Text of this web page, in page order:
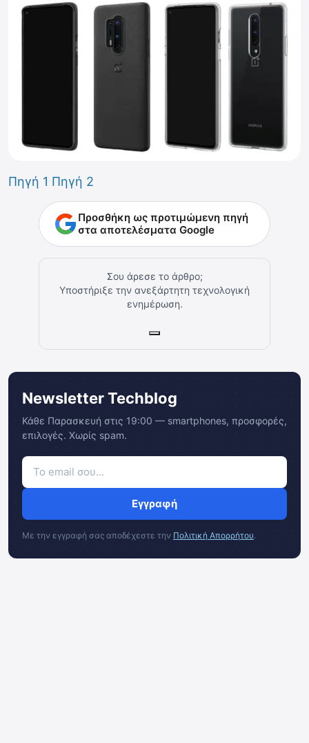
Πηγή 1 Πηγή 2
Προσθήκη ως προτιμώμενη πηγή
στα αποτελέσματα Google
Σου άρεσε το άρθρο;
Υποστήριξε την ανεξάρτητη τεχνολογική
ενημέρωση.
Newsletter Techblog
Κάθε Παρασκευή στις 19:00 — smartphones, προσφορές,
επιλογές. Χωρίς spam.
Εγγραφή
Με την εγγραφή σας αποδέχεστε την Πολιτική Απορρήτου.